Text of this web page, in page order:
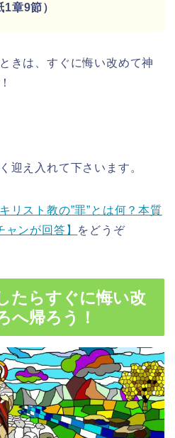
1章9節）
きは、すぐに悔い改めて神
迎え入れて下さいます。
キリスト教の”罪”とは何？本質
ンが回答】 をどうぞ
たらすぐに悔い改
へ帰ろう！